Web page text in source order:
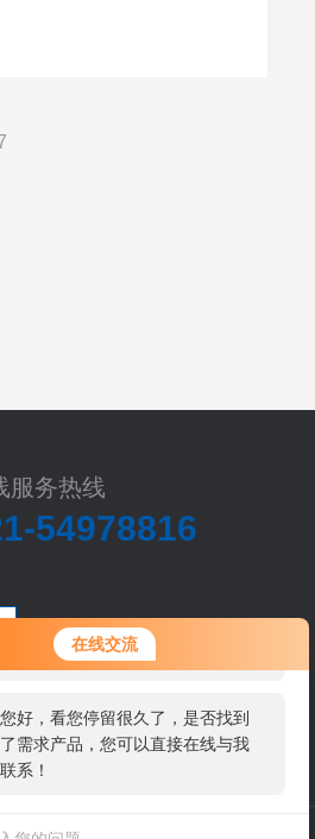
在线交流
您好！欢迎前来咨询，很高兴为您
服务，请问您要咨询什么问题呢？
您好，看您停留很久了，是否找到
了需求产品，您可以直接在线与我
联系！
服务热线
54978816
扫
码
微
信